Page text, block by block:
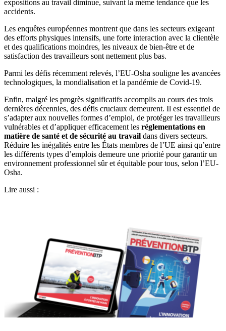
expositions au travail diminue, suivant la même tendance que les
accidents.
Les enquêtes européennes montrent que dans les secteurs exigeant
des efforts physiques intensifs, une forte interaction avec la clientèle
et des qualifications moindres, les niveaux de bien-être et de
satisfaction des travailleurs sont nettement plus bas.
Parmi les défis récemment relevés, l’EU-Osha souligne les avancées
technologiques, la mondialisation et la pandémie de Covid-19.
Enfin, malgré les progrès significatifs accomplis au cours des trois
dernières décennies, des défis cruciaux demeurent. Il est essentiel de
s’adapter aux nouvelles formes d’emploi, de protéger les travailleurs
vulnérables et d’appliquer efficacement les réglementations en
matière de santé et de sécurité au travail dans divers secteurs.
Réduire les inégalités entre les États membres de l’UE ainsi qu’entre
les différents types d’emplois demeure une priorité pour garantir un
environnement professionnel sûr et équitable pour tous, selon l’EU-
Osha.
Lire aussi :